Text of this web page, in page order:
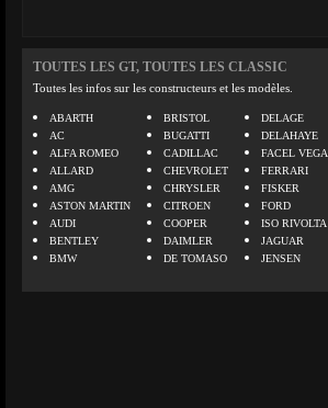
TOUTES LES GT, TOUTES LES CLASSIC
Toutes les infos sur les constructeurs et les modèles.
ABARTH
AC
ALFA ROMEO
ALLARD
AMG
ASTON MARTIN
AUDI
BENTLEY
BMW
BRISTOL
BUGATTI
CADILLAC
CHEVROLET
CHRYSLER
CITROEN
COOPER
DAIMLER
DE TOMASO
DELAGE
DELAHAYE
FACEL VEGA
FERRARI
FISKER
FORD
ISO RIVOLTA
JAGUAR
JENSEN